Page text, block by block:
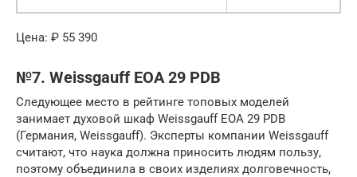
Цена: ₽ 55 390
№7. Weissgauff EOA 29 PDB
Следующее место в рейтинге топовых моделей
занимает духовой шкаф Weissgauff EOA 29 PDB
(Германия, Weissgauff). Эксперты компании Weissgauff
считают, что наука должна приносить людям пользу,
поэтому объединила в своих изделиях долговечность,